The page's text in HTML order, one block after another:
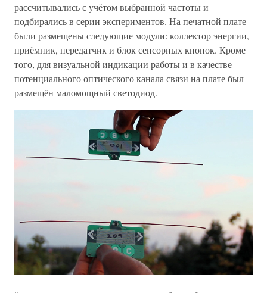
рассчитывались с учётом выбранной частоты и
подбирались в серии экспериментов. На печатной плате
были размещены следующие модули: коллектор энергии,
приёмник, передатчик и блок сенсорных кнопок. Кроме
того, для визуальной индикации работы и в качестве
потенциального оптического канала связи на плате был
размещён маломощный светодиод.